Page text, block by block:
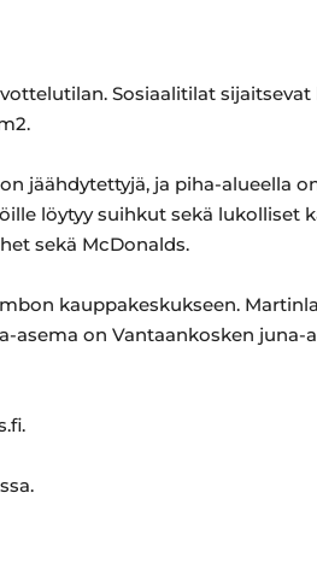
Sosiaalitilat sijaitsevat
jäähdytettyjä, ja piha-alueella
löytyy suihkut sekä lukolliset
sekä McDonalds.
kauppakeskukseen.
asema on Vantaankosken juna-